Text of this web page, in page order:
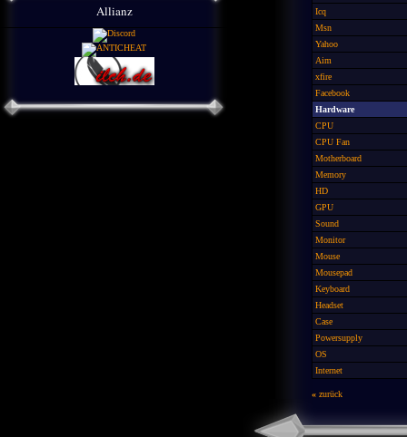
Allianz
Icq
Msn
Yahoo
Aim
xfire
Facebook
Hardware
CPU
CPU Fan
Motherboard
Memory
HD
GPU
Sound
Monitor
Mouse
Mousepad
Keyboard
Headset
Case
Powersupply
OS
Internet
« zurück